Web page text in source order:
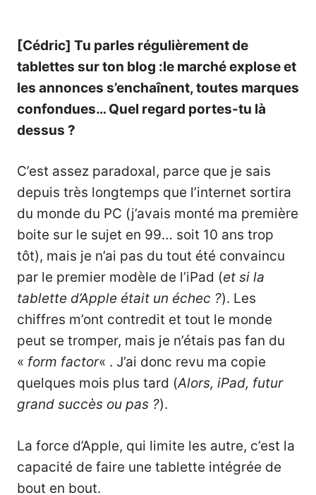
[Cédric] Tu parles régulièrement de
tablettes sur ton blog :le marché explose et
les annonces s’enchaînent, toutes marques
confondues… Quel regard portes-tu là
dessus ?
C’est assez paradoxal, parce que je sais
depuis très longtemps que l’internet sortira
du monde du PC (j’avais monté ma première
boite sur le sujet en 99… soit 10 ans trop
tôt), mais je n’ai pas du tout été convaincu
par le premier modèle de l’iPad (et si la
tablette d’Apple était un échec ?). Les
chiffres m’ont contredit et tout le monde
peut se tromper, mais je n’étais pas fan du
« form factor« . J’ai donc revu ma copie
quelques mois plus tard (Alors, iPad, futur
grand succès ou pas ?).
La force d’Apple, qui limite les autre, c’est la
capacité de faire une tablette intégrée de
bout en bout.